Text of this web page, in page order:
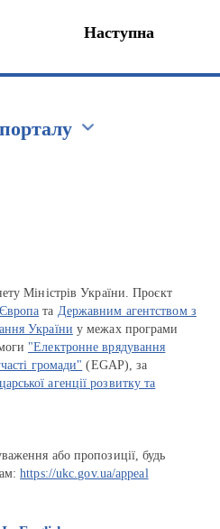
Наступна
Міністрів України. Проєкт
та Державним агентством з
України у межах програми
"Електронне врядування
громади" (EGAP), за
агенції розвитку та
або пропозиції, будь
https://ukc.gov.ua/appeal